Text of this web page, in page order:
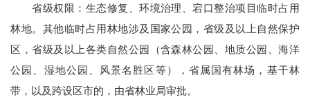
省级权限：生态修复、环境治理、宕口整治项目临时占用
林地。其他临时占用林地涉及国家公园，省级及以上自然保护
区，省级及以上各类自然公园（含森林公园、地质公园、海洋
公园、湿地公园、风景名胜区等），省属国有林场，基干林
带，以及跨设区市的，由省林业局审批。